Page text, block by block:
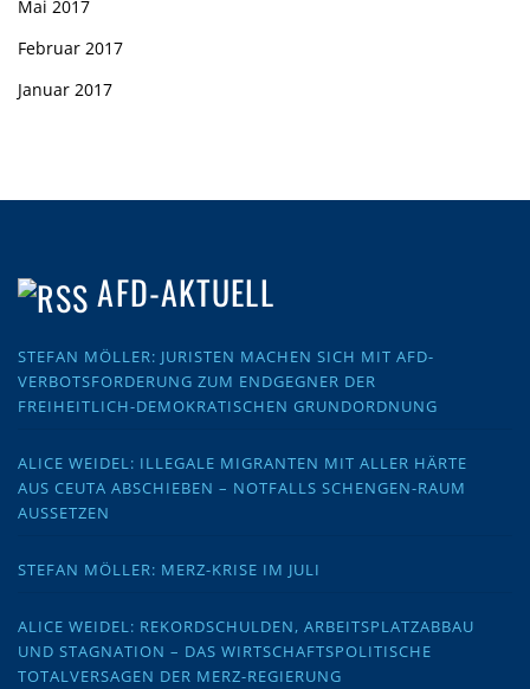
Mai 2017
Februar 2017
Januar 2017
AFD-AKTUELL
STEFAN MÖLLER: JURISTEN MACHEN SICH MIT AFD-
VERBOTSFORDERUNG ZUM ENDGEGNER DER
FREIHEITLICH-DEMOKRATISCHEN GRUNDORDNUNG
ALICE WEIDEL: ILLEGALE MIGRANTEN MIT ALLER HÄRTE
AUS CEUTA ABSCHIEBEN – NOTFALLS SCHENGEN-RAUM
AUSSETZEN
STEFAN MÖLLER: MERZ-KRISE IM JULI
ALICE WEIDEL: REKORDSCHULDEN, ARBEITSPLATZABBAU
UND STAGNATION – DAS WIRTSCHAFTSPOLITISCHE
TOTALVERSAGEN DER MERZ-REGIERUNG